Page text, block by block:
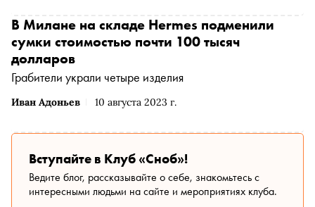
Иван Адоньев 10 августа 2023 г.
В Милане на складе Hermes подменили
сумки стоимостью почти 100 тысяч
долларов
Грабители украли четыре изделия
Вступайте в Клуб «Сноб»!
Ведите блог, рассказывайте о себе, знакомьтесь с
интересными людьми на сайте и мероприятиях клуба.